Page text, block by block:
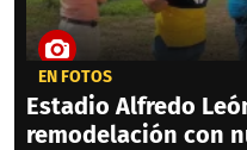
EN FOTOS
Estadio Alfredo
remodelación con